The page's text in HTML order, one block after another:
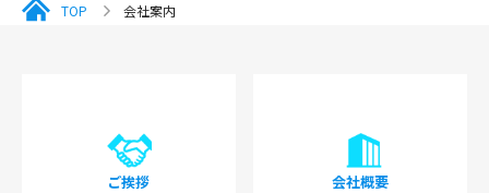
TOP 会社案内
ご挨拶 会社概要